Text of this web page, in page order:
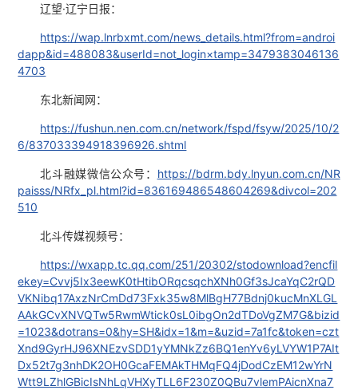
辽望·辽宁日报：
https://wap.lnrbxmt.com/news_details.html?from=androi
dapp&id=488083&userId=not_login×tamp=3479383046136
4703
东北新闻网：
https://fushun.nen.com.cn/network/fspd/fsyw/2025/10/2
6/837033394918396926.shtml
北斗融媒微信公众号： https://bdrm.bdy.lnyun.com.cn/NR
paisss/NRfx_pl.html?id=836169486548604269&divcol=202
510
北斗传媒视频号：
https://wxapp.tc.qq.com/251/20302/stodownload?encfil
ekey=Cvvj5Ix3eewK0tHtibORqcsqchXNh0Gf3sJcaYqC2rQD
VKNibq17AxzNrCmDd73Fxk35w8MlBgH77Bdnj0kucMnXLGL
AAkGCvXNVQTw5RwmWtick0sL0ibgOn2dTDoVgZM7G&bizid
=1023&dotrans=0&hy=SH&idx=1&m=&uzid=7a1fc&token=czt
Xnd9GyrHJ96XNEzvSDD1yYMNkZz6BQ1enYv6yLVYW1P7AIt
Dx52t7g3nhDK2OH0GcaFEMAkTHMqFQ4jDodCzEM12wYrN
Wtt9LZhlGBicIsNhLqVHXyTLL6F230Z0QBu7vlemPAicnXna7